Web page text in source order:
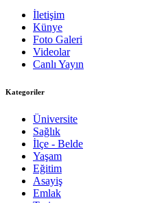
İletişim
Künye
Foto Galeri
Videolar
Canlı Yayın
Kategoriler
Üniversite
Sağlık
İlçe - Belde
Yaşam
Eğitim
Asayiş
Emlak